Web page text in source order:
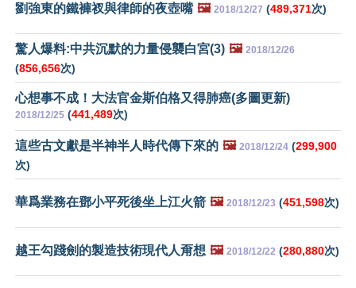
劉強東的鐵褲衩與律師的夜壺嘴 🖼️ 2018/12/27 (489,371次)
驚人爆料:中共沉默的力量侵襲白宮(3) 🖼️ 2018/12/26
(856,656次)
心想事不成！大法官金斯伯格又得肺癌(多圖更新)
2018/12/25 (441,489次)
這些古文獻是半神半人時代傳下來的 🖼️ 2018/12/24 (299,900
次)
華爲業務在鄧小平死後坐上江火箭 🖼️ 2018/12/23 (451,598次)
越王勾踐劍的製造技術現代人甭想 🖼️ 2018/12/22 (280,880次)